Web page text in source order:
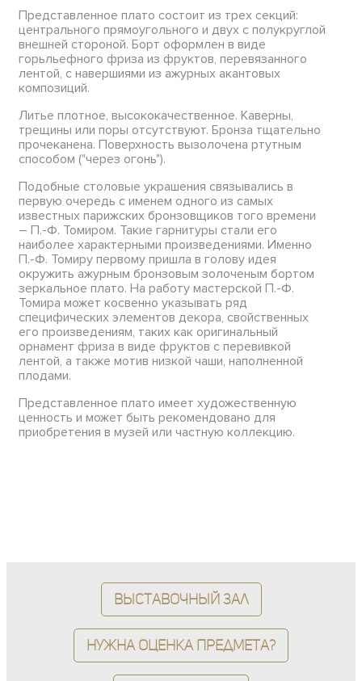
Представленное плато состоит из трех секций:
центрального прямоугольного и двух с полукруглой
внешней стороной. Борт оформлен в виде
горьльефного фриза из фруктов, перевязанного
лентой, с навершиями из ажурных акантовых
композиций.
Литье плотное, высококачественное. Каверны,
трещины или поры отсутствуют. Бронза тщательно
прочеканена. Поверхность вызолочена ртутным
способом ("через огонь").
Подобные столовые украшения связывались в
первую очередь с именем одного из самых
известных парижских бронзовщиков того времени
– П.-Ф. Томиром. Такие гарнитуры стали его
наиболее характерными произведениями. Именно
П.-Ф. Томиру первому пришла в голову идея
окружить ажурным бронзовым золоченым бортом
зеркальное плато. На работу мастерской П.-Ф.
Томира может косвенно указывать ряд
специфических элементов декора, свойственных
его произведениям, таких как оригинальный
орнамент фриза в виде фруктов с перевивкой
лентой, а также мотив низкой чаши, наполненной
плодами.
Представленное плато имеет художественную
ценность и может быть рекомендовано для
приобретения в музей или частную коллекцию.
Выставочный зал
Нужна оценка предмета?